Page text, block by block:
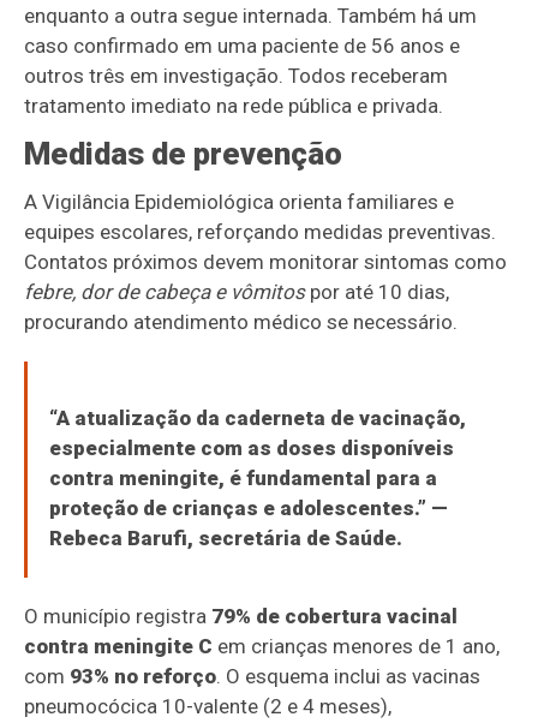
enquanto a outra segue internada. Também há um
caso confirmado em uma paciente de 56 anos e
outros três em investigação. Todos receberam
tratamento imediato na rede pública e privada.
Medidas de prevenção
A Vigilância Epidemiológica orienta familiares e
equipes escolares, reforçando medidas preventivas.
Contatos próximos devem monitorar sintomas como
febre, dor de cabeça e vômitospor até 10 dias,
procurando atendimento médico se necessário.
“A atualização da caderneta de vacinação,
especialmente com as doses disponíveis
contra meningite, é fundamental para a
proteção de crianças e adolescentes.” —
Rebeca Barufi, secretária de Saúde.
O município registra 79% de cobertura vacinal
contra meningite C em crianças menores de 1 ano,
com 93% no reforço. O esquema inclui as vacinas
pneumocócica 10-valente (2 e 4 meses),